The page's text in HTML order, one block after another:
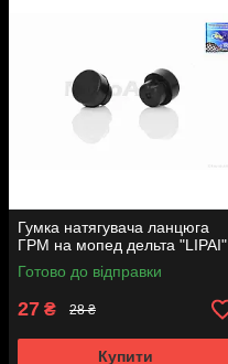
Гумка натягувача ланцюга
ГРМ на мопед дельта "LIPAI"
Готово до відправки
27 ₴ 28 ₴
Купити